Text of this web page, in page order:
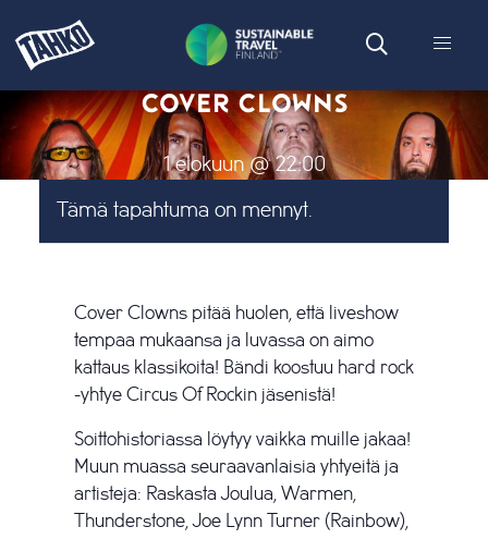
COVER CLOWNS
1 elokuun @ 22:00
Tämä tapahtuma on mennyt.
Cover Clowns pitää huolen, että liveshow
tempaa mukaansa ja luvassa on aimo
kattaus klassikoita! Bändi koostuu hard rock
-yhtye Circus Of Rockin jäsenistä!
Soittohistoriassa löytyy vaikka muille jakaa!
Muun muassa seuraavanlaisia yhtyeitä ja
artisteja: Raskasta Joulua, Warmen,
Thunderstone, Joe Lynn Turner (Rainbow),